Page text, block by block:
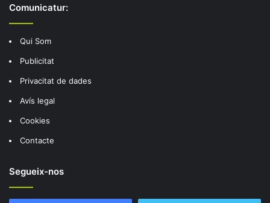
Comunicatur:
Qui Som
Publicitat
Privacitat de dades
Avís legal
Cookies
Contacte
Segueix-nos